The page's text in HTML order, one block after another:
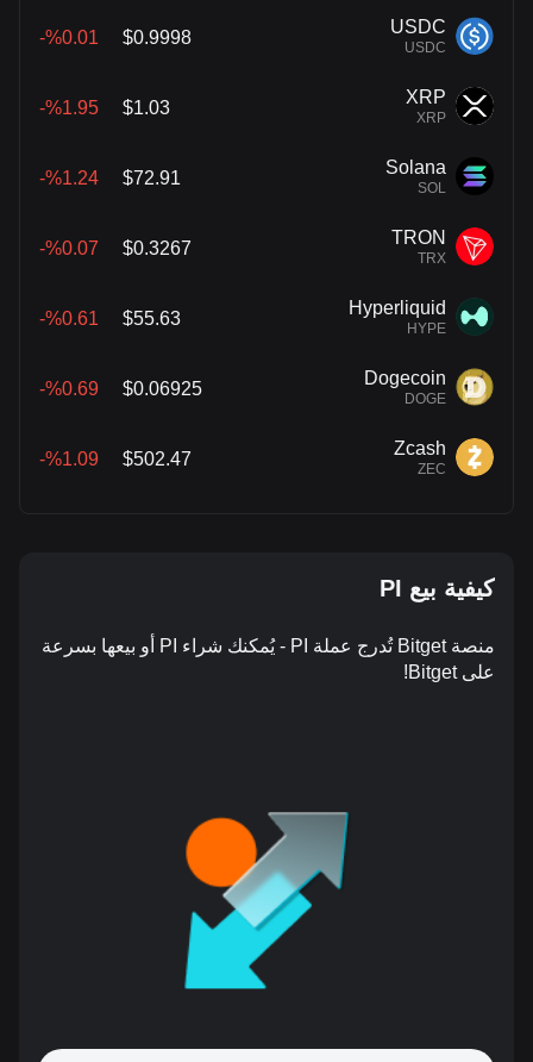
USDC
USDC
$0.9998
%0.01-
XRP
XRP
$1.03
%1.95-
Solana
SOL
$72.91
%1.24-
TRON
TRX
$0.3267
%0.07-
Hyperliquid
HYPE
$55.63
%0.61-
Dogecoin
DOGE
$0.06925
%0.69-
Zcash
ZEC
$502.47
%1.09-
كيفية بيع PI
منصة Bitget تُدرج عملة PI - يُمكنك شراء PI أو بيعها بسرعة
على Bitget!